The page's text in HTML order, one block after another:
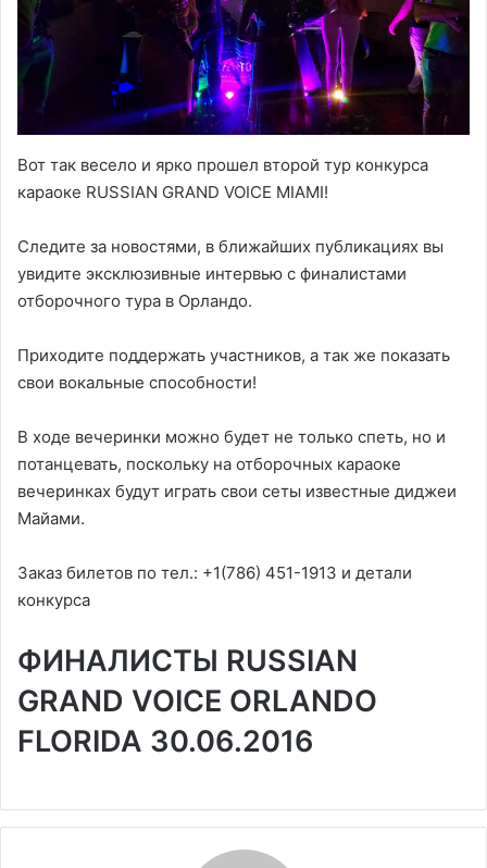
Вот так весело и ярко прошел второй тур конкурса
караоке RUSSIAN GRAND VOICE MIAMI!
Следите за новостями, в ближайших публикациях вы
увидите эксклюзивные интервью с финалистами
отборочного тура в Орландо.
Приходите поддержать участников, а так же показать
свои вокальные способности!
В ходе вечеринки можно будет не только спеть, но и
потанцевать, поскольку на отборочных караоке
вечеринках будут играть свои сеты известные диджеи
Майами.
Заказ билетов по тел.: +1(786) 451-1913 и детали
конкурса
ФИНАЛИСТЫ RUSSIAN
GRAND VOICE ORLANDO
FLORIDA 30.06.2016